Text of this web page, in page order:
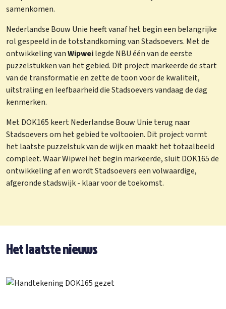
samenkomen.
Nederlandse Bouw Unie heeft vanaf het begin een belangrijke
rol gespeeld in de totstandkoming van Stadsoevers. Met de
ontwikkeling vanWipweilegde NBU één van de eerste
puzzelstukken van het gebied. Dit project markeerde de start
van de transformatie en zette de toon voor de kwaliteit,
uitstraling en leefbaarheid die Stadsoevers vandaag de dag
kenmerken.
Met DOK165 keert Nederlandse Bouw Unie terug naar
Stadsoevers om het gebied te voltooien. Dit project vormt
het laatste puzzelstuk van de wijk en maakt het totaalbeeld
compleet. Waar Wipwei het begin markeerde, sluit DOK165 de
ontwikkeling af en wordt Stadsoevers een volwaardige,
afgeronde stadswijk - klaar voor de toekomst.
Het laatste nieuws